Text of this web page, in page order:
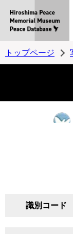
トップページ
識別コード